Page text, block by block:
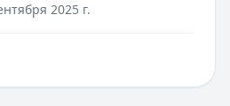
2025 г.